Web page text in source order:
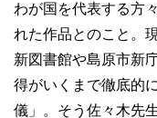
わが国を代表する方
れた作品とのこと。
新図書館や島原市新
得がいくまで徹底的
儀」。そう佐々木先